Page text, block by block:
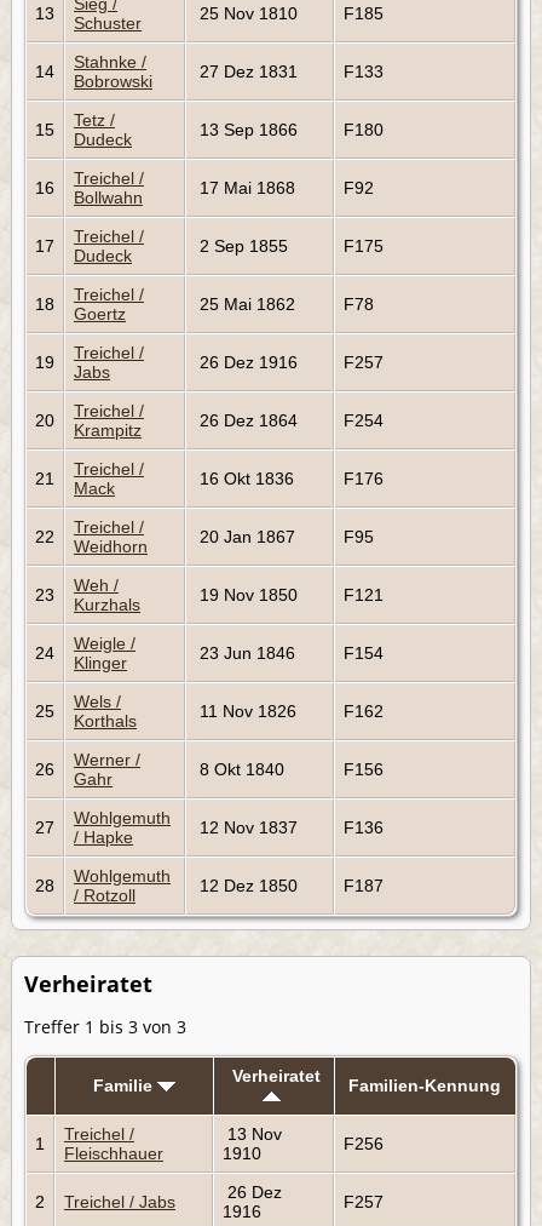
13
Schuster
25 Nov 1810 F185
14
Stahnke /
Bobrowski
27 Dez 1831 F133
15
Tetz /
Dudeck
13 Sep 1866 F180
16
Treichel /
Bollwahn
17 Mai 1868 F92
17
Treichel /
Dudeck
2 Sep 1855 F175
18
Treichel /
Goertz
25 Mai 1862 F78
19
Treichel /
Jabs
26 Dez 1916 F257
20
Treichel /
Krampitz
26 Dez 1864 F254
21
Treichel /
Mack
16 Okt 1836 F176
22
Treichel /
Weidhorn
20 Jan 1867 F95
23
Weh /
Kurzhals
19 Nov 1850 F121
24
Weigle /
Klinger
23 Jun 1846 F154
25
Wels /
Korthals
11 Nov 1826 F162
26
Werner /
Gahr
8 Okt 1840 F156
27
Wohlgemuth
/ Hapke
12 Nov 1837 F136
28
Wohlgemuth
/ Rotzoll
12 Dez 1850 F187
Verheiratet
Treffer 1 bis 3 von 3
Familie Verheiratet Familien-Kennung
1
Treichel /
Fleischhauer
13 Nov
1910
F256
2 Treichel / Jabs
26 Dez
1916
F257